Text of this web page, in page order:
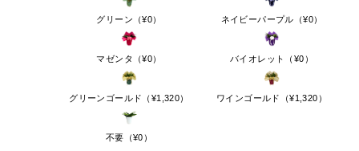
【配送停止の可能性にある地域】
配送停止の地域以外すべて
停止の可能性がある地域へのお届けの場合も、急ぎのご注
文ではない場合には、なるべく気温が高い日を避けて配送
することをおすすめいたします。
天候・気温などを確認させて頂き、こちらから配送の時期
グリーン（¥0） ネイビーパープル（¥0）
マゼンタ（¥0） バイオレット（¥0）
グリーンゴールド（¥1,320） ワインゴールド（¥1,320）
不要（¥0）